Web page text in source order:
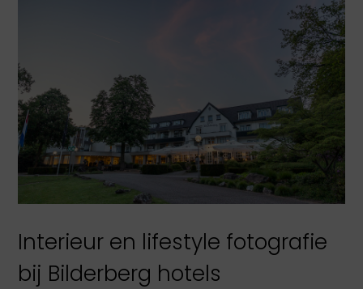
Interieur en lifestyle fotografie
bij Bilderberg hotels